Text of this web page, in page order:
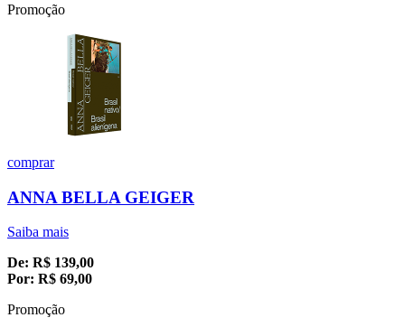
Promoção
comprar
ANNA BELLA GEIGER
Saiba mais
De: R$ 139,00
Por: R$ 69,00
Promoção